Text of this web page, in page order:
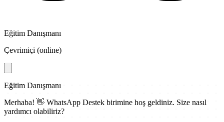
Eğitim Danışmanı
Çevrimiçi (online)
Eğitim Danışmanı
Merhaba! 👋 WhatsApp Destek birimine hoş geldiniz. Size nasıl
yardımcı olabiliriz?